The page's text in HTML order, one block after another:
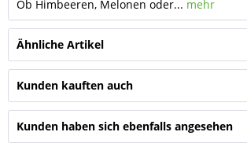
Ob Himbeeren, Melonen oder... mehr
Ähnliche Artikel
Kunden kauften auch
Kunden haben sich ebenfalls angesehen